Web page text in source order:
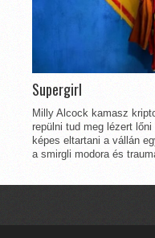
Supergirl
Milly Alcock kamasz
repülni tud meg lézert
képes eltartani a vállán
a smirgli modora és